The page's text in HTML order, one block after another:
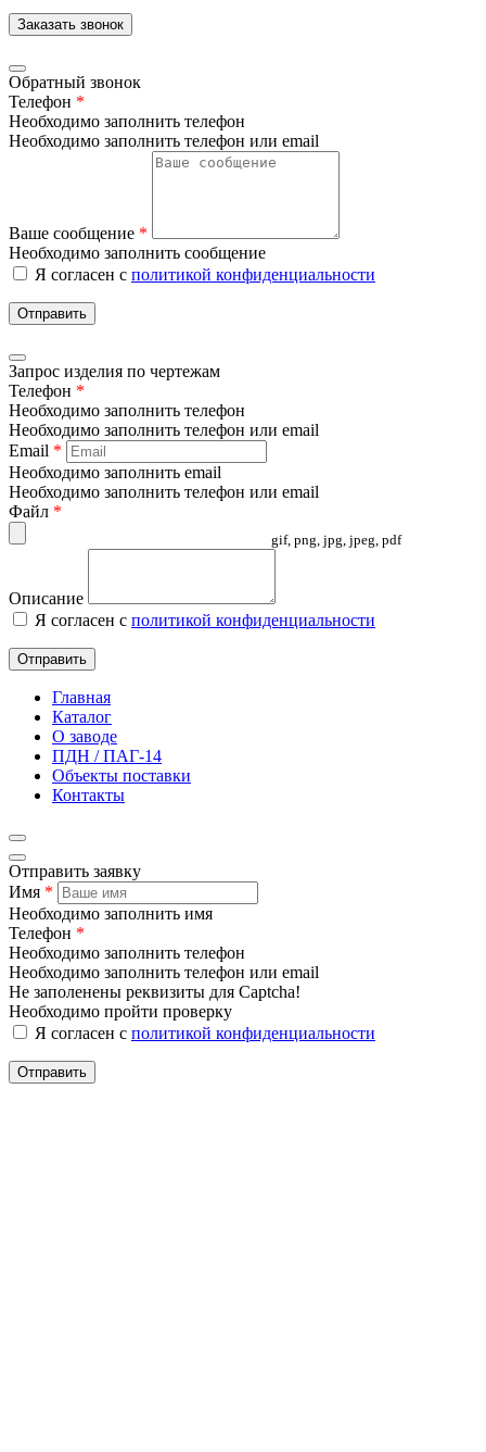
Заказать звонок
Обратный звонок
Телефон *
Необходимо заполнить телефон
Необходимо заполнить телефон или email
Ваше сообщение *
Необходимо заполнить сообщение
Я согласен с политикой конфиденциальности
Отправить
Запрос изделия по чертежам
Телефон *
Необходимо заполнить телефон
Необходимо заполнить телефон или email
Email *
Необходимо заполнить email
Необходимо заполнить телефон или email
Файл *
gif, png, jpg, jpeg, pdf
Описание
Я согласен с политикой конфиденциальности
Отправить
Главная
Каталог
О заводе
ПДН / ПАГ-14
Объекты поставки
Контакты
Отправить заявку
Имя *
Необходимо заполнить имя
Телефон *
Необходимо заполнить телефон
Необходимо заполнить телефон или email
Не заполенены реквизиты для Captcha!
Необходимо пройти проверку
Я согласен с политикой конфиденциальности
Отправить